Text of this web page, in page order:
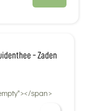
- Zaden